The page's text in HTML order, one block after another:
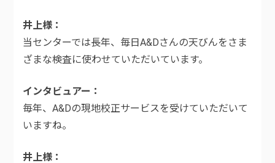
井上様
当センターでは長年、毎日A&Dさんの天びんをさま
ざまな検査に使わせていただいています。
インタビュアー
毎年、A&Dの現地校正サービスを受けていただいて
いますね。
井上様